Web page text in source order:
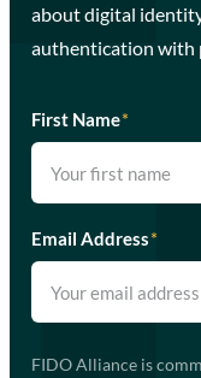
about digital
authentication with
First Name*
Email Address*
FIDO Alliance is